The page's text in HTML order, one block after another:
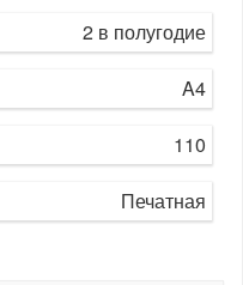
2 в полугодие
A4
110
Печатная